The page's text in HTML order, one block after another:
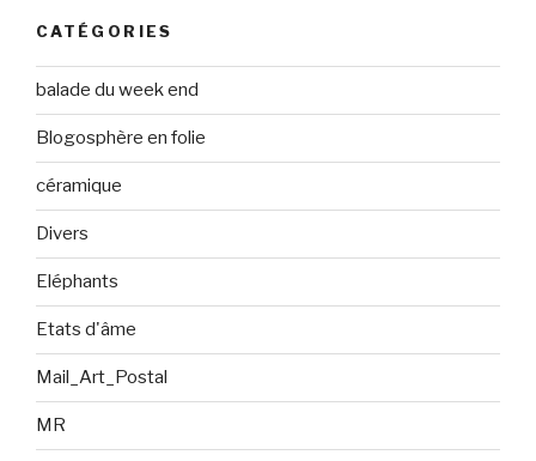
CATÉGORIES
balade du week end
Blogosphère en folie
céramique
Divers
Eléphants
Etats d'âme
Mail_Art_Postal
MR